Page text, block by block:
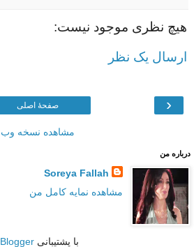
هیچ نظری موجود نیست:
ارسال یک نظر
‹ صفحهٔ اصلی
مشاهده نسخه وب
درباره من
Soreya Fallah
مشاهده نمایه کامل من
با پشتیبانیBlogger